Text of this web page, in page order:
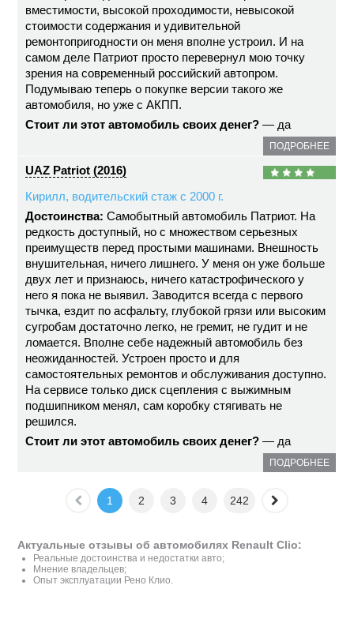
вместимости, высокой проходимости, невысокой
стоимости содержания и удивительной
ремонтопригодности он меня вполне устроил. И на
самом деле Патриот просто перевернул мою точку
зрения на современный российский автопром.
Подумываю теперь о покупке версии такого же
автомобиля, но уже с АКПП.
Стоит ли этот автомобиль своих денег? — да
ПОДРОБНЕЕ
UAZ Patriot (2016)
Кирилл, водительский стаж с 2000 г.
Достоинства: Самобытный автомобиль Патриот. На
редкость доступный, но с множеством серьезных
преимуществ перед простыми машинами. Внешность
внушительная, ничего лишнего. У меня он уже больше
двух лет и признаюсь, ничего катастрофического у
него я пока не выявил. Заводится всегда с первого
тычка, ездит по асфальту, глубокой грязи или высоким
сугробам достаточно легко, не гремит, не гудит и не
ломается. Вполне себе надежный автомобиль без
неожиданностей. Устроен просто и для
самостоятельных ремонтов и обслуживания доступно.
На сервисе только диск сцепления с выжимным
подшипником менял, сам коробку стягивать не
решился.
Стоит ли этот автомобиль своих денег? — да
ПОДРОБНЕЕ
1 2 3 4 242
Актуальные отзывы об автомобилях Renault Clio:
Реальные достоинства и недостатки авто;
Мнение владельцев;
Опыт эксплуатации Рено Клио.